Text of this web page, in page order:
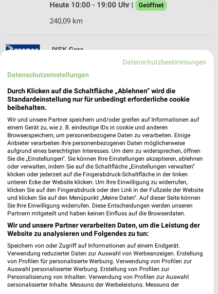
Heute 10:00 - 19:00 Uhr |
Geöffnet
240,09 km
JYSK Gera
07552 Gera
Heute 10:00 - 18:30 Uhr |
Geöffnet
201,21 km • Angebote: 2 Prospekte
ROLLER JENA
Zöllnitzer Straße 3
07751 JENA
Heute 10:00 - 19:00 Uhr | Geöffnet
220,12 km • Angebote: 1 Prospekt
biller Plauen
Rosa-Luxemburg-Platz 7
08523 Plauen
Heute 10:00 - 19:00 Uhr | Geöffnet
242,54 km
Datenschutzbestimmungen
Datenschutzeinstellungen
Durch Klicken auf die Schaltfläche „Ablehnen“ wird die
Standardeinstellung nur für unbedingt erforderliche cookie
beibehalten.
Wir und unsere Partner speichern und/oder greifen auf Informationen auf
einem Gerät zu, wie z. B. eindeutige IDs in cookie und anderen
Browserspeichern, um personenbezogene Daten zu verarbeiten. Einige
Anbieter verarbeiten Ihre personenbezogenen Daten möglicherweise
aufgrund eines berechtigten Interesses. Um dem zu widersprechen, öffnen
Sie die „Einstellungen“. Sie können Ihre Einstellungen akzeptieren, ablehnen
oder verwalten, indem Sie auf die Schaltfläche „Einstellungen verwalten“
klicken oder jederzeit auf die Fingerabdruck-Schaltfläche in der linken
unteren Ecke der Website klicken. Um Ihre Einwilligung zu widerrufen,
klicken Sie auf den Fingerabdruck oder den Link in der Fußzeile der Website
und klicken Sie auf den Menüpunkt „Meine Daten“. Auf dieser Seite können
Sie Ihre Einwilligung widerrufen. Diese Entscheidungen werden unseren
Partnern mitgeteilt und haben keinen Einfluss auf die Browserdaten.
Wir und unsere Partner verarbeiten Daten, um die Leistung der
Website zu analysieren und Folgendes zu tun:
Speichern von oder Zugriff auf Informationen auf einem Endgerät.
Verwendung reduzierter Daten zur Auswahl von Werbeanzeigen. Erstellung
von Profilen für personalisierte Werbung. Verwendung von Profilen zur
Auswahl personalisierter Werbung. Erstellung von Profilen zur
Personalisierung von Inhalten. Verwendung von Profilen zur Auswahl
personalisierter Inhalte. Messung der Werbeleistung. Messung der